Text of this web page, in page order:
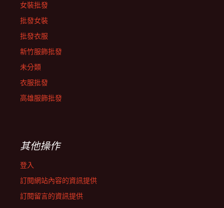
女裝批發
批發女裝
批發衣服
新竹服飾批發
未分類
衣服批發
高雄服飾批發
其他操作
登入
訂閱網站內容的資訊提供
訂閱留言的資訊提供